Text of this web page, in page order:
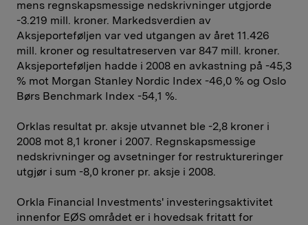
mens regnskapsmessige nedskrivninger utgjorde
-3.219 mill. kroner. Markedsverdien av
Aksjeporteføljen var ved utgangen av året 11.426
mill. kroner og resultatreserven var 847 mill. kroner.
Aksjeporteføljen hadde i 2008 en avkastning på -45,3
% mot Morgan Stanley Nordic Index -46,0 % og Oslo
Børs Benchmark Index -54,1 %.
Orklas resultat pr. aksje utvannet ble -2,8 kroner i
2008 mot 8,1 kroner i 2007. Regnskapsmessige
nedskrivninger og avsetninger for restruktureringer
utgjør i sum -8,0 kroner pr. aksje i 2008.
Orkla Financial Investments' investeringsaktivitet
innenfor EØS området er i hovedsak fritatt for